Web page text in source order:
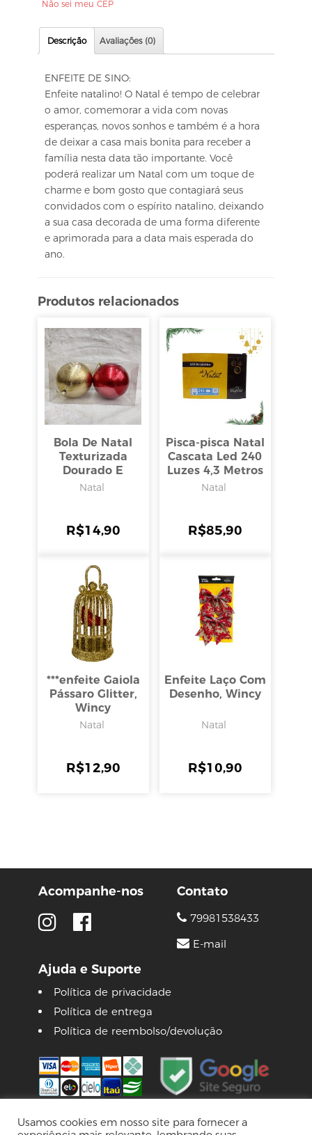
Não sei meu CEP
Descrição Avaliações (0)
ENFEITE DE SINO:
Enfeite natalino! O Natal é tempo de celebrar
o amor, comemorar a vida com novas
esperanças, novos sonhos e também é a hora
de deixar a casa mais bonita para receber a
família nesta data tão importante. Você
poderá realizar um Natal com um toque de
charme e bom gosto que contagiará seus
convidados com o espírito natalino, deixando
a sua casa decorada de uma forma diferente
e aprimorada para a data mais esperada do
ano.
Produtos relacionados
Bola De Natal
Texturizada
Dourado E
Vermelho 2 Peças
Natal
R$14,90
Pisca-pisca Natal
Cascata Led 240
Luzes 4,3 Metros
Natal
R$85,90
***enfeite Gaiola
Pássaro Glitter,
Wincy
Natal
R$12,90
Enfeite Laço Com
Desenho, Wincy
Natal
R$10,90
Acompanhe-nos
Ajuda e Suporte
Política de privacidade
Política de entrega
Política de reembolso/devolução
Contato
79981538433
E-mail
Usamos cookies em nosso site para fornecer a